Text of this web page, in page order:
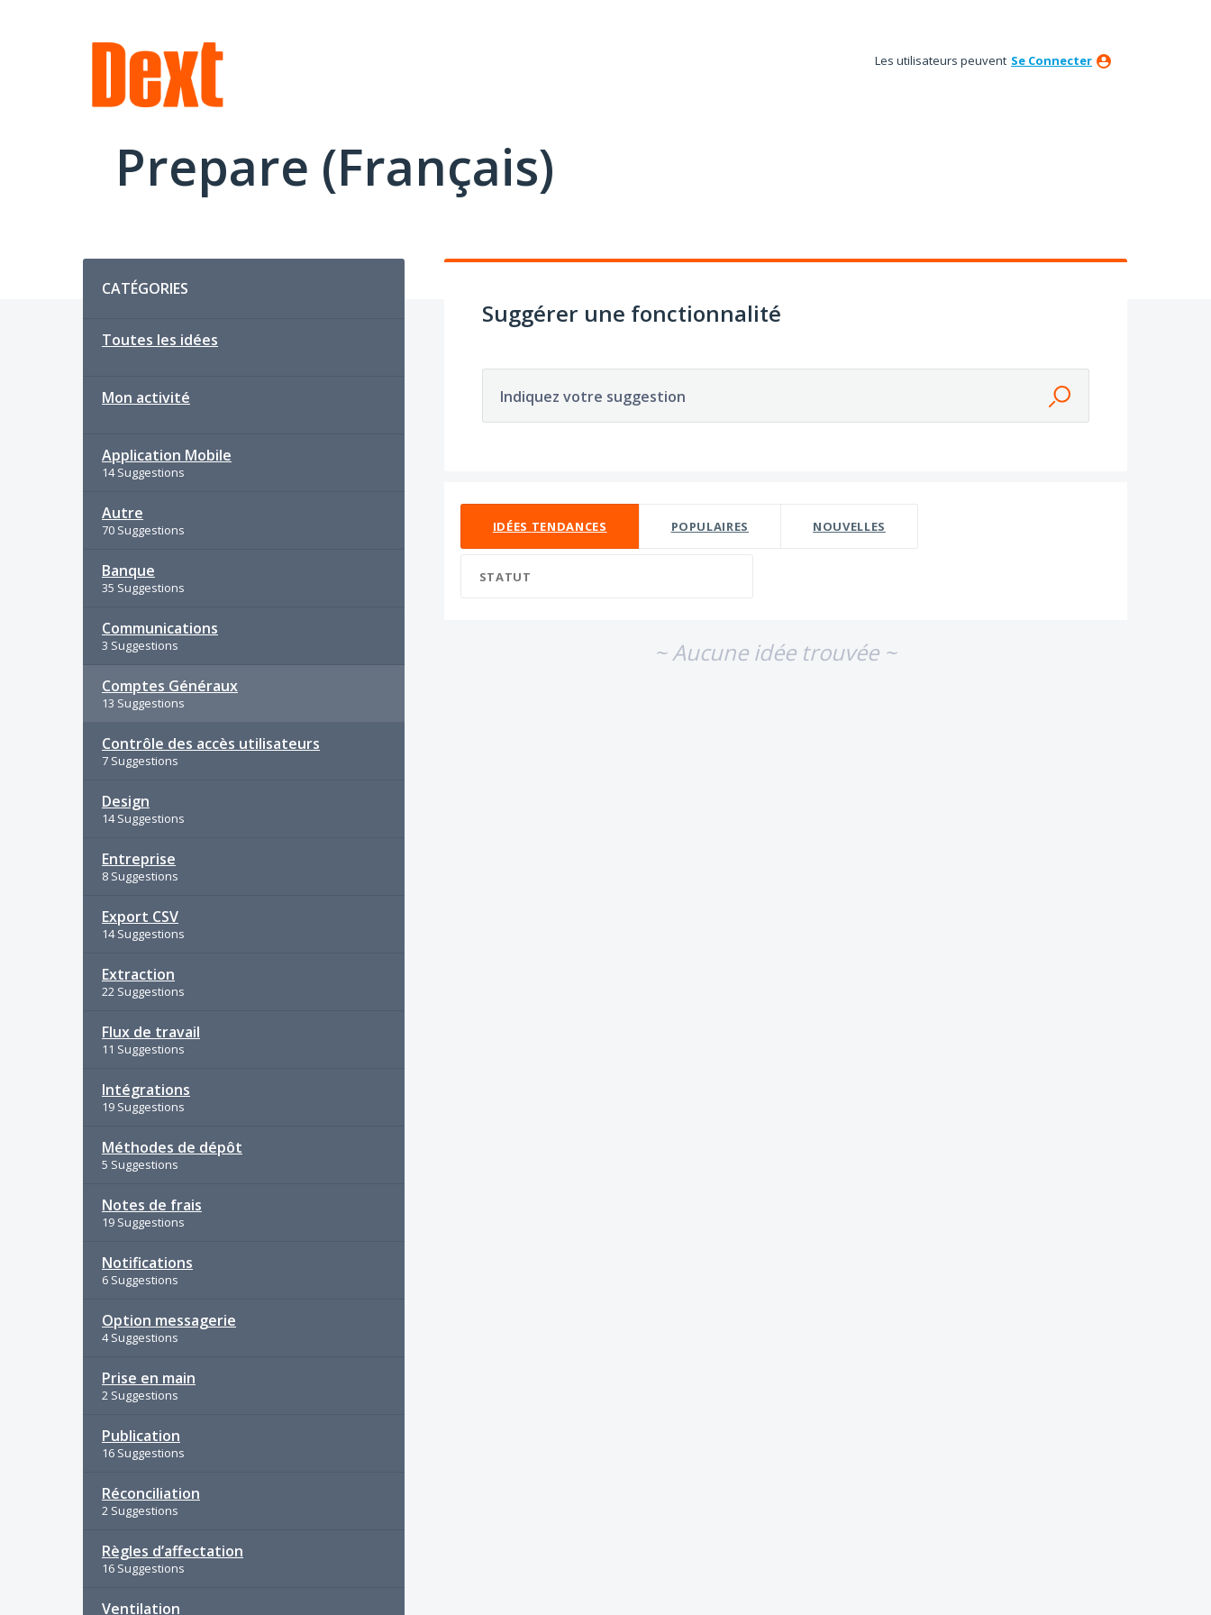
Les utilisateurs peuvent Se Connecter
Prepare (Français)
CATÉGORIES
Toutes les idées
Mon activité
Application Mobile
14 Suggestions
Autre
70 Suggestions
Banque
35 Suggestions
Communications
3 Suggestions
Comptes Généraux
13 Suggestions
Contrôle des accès utilisateurs
7 Suggestions
Design
14 Suggestions
Entreprise
8 Suggestions
Export CSV
14 Suggestions
Extraction
22 Suggestions
Flux de travail
11 Suggestions
Intégrations
19 Suggestions
Méthodes de dépôt
5 Suggestions
Notes de frais
19 Suggestions
Notifications
6 Suggestions
Option messagerie
4 Suggestions
Prise en main
2 Suggestions
Publication
16 Suggestions
Réconciliation
2 Suggestions
Règles d’affectation
16 Suggestions
Ventilation
Suggérer une fonctionnalité
Indiquez votre suggestion
IDÉES TENDANCES POPULAIRES NOUVELLES
STATUT
~ Aucune idée trouvée ~